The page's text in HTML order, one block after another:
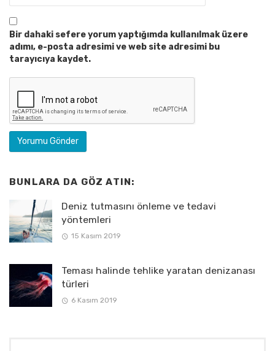
Bir dahaki sefere yorum yaptığımda kullanılmak üzere
adımı, e-posta adresimi ve web site adresimi bu
tarayıcıya kaydet.
BUNLARA DA GÖZ ATIN:
Deniz tutmasını önleme ve tedavi
yöntemleri
15 Kasım 2019
Teması halinde tehlike yaratan denizanası
türleri
6 Kasım 2019